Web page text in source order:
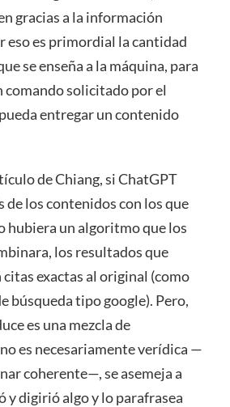
gracias a la información
eso es primordial la cantidad
se enseña a la máquina, para
comando solicitado por el
entregar un contenido
de Chiang, si ChatGPT
de los contenidos con los que
hubiera un algoritmo que los
los resultados que
exactas al original (como
búsqueda tipo google). Pero,
es una mezcla de
es necesariamente verídica —
coherente—, se asemeja a
y digirió algo y lo parafrasea